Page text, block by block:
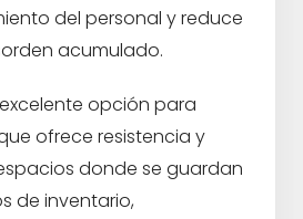
del personal y reduce
acumulado.
opción para
ofrece resistencia y
donde se guardan
de inventario,